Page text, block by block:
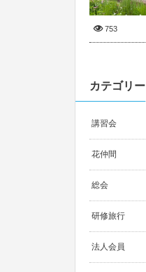
753
カテゴリー
講習会
花仲間
総会
研修旅行
法人会員